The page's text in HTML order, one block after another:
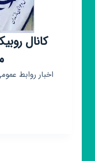
کانال
اخبار روابط